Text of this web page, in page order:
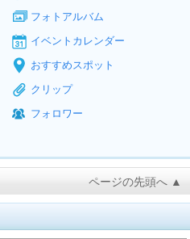
フォトアルバム
イベントカレンダー
おすすめスポット
クリップ
フォロワー
ページの先頭へ ▲